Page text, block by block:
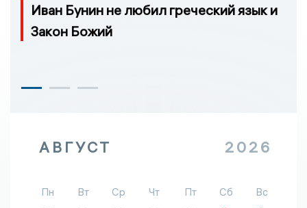
Иван Бунин не любил греческий язык и
Закон Божий
АВГУСТ 2026
Пн Вт Ср Чт Пт Сб
Вс